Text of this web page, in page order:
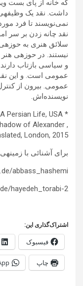
که خانه از پای بست
داشت. نقد یک
نمی‌نویسند تا فرد
نقد چانه زدن بر سر
سلائق هنری به
نیستند. در حوزه‍ی
و سیاسی بازتاب
عمومی است. و این
عمومی. بیرون از
نویسنده‌اش.
* Richard Stoneman 2015, Xerxes: A Persian Life, USA.
of Alexander ,
London, 2015.
برای آشنائی با زمینه‍ی
abbass_hashemi/
hayedeh_torabi-2/
اشتراک‌گذاری این:
فیسبوک
چاپ